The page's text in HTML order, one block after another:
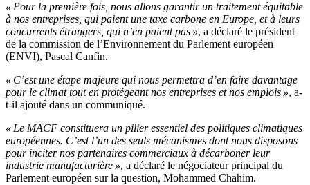
« Pour la première fois, nous allons garantir un traitement équitable
à nos entreprises, qui paient une taxe carbone en Europe, et à leurs
concurrents étrangers, qui n’en paient pas », a déclaré le président
de la commission de l’Environnement du Parlement européen
(ENVI), Pascal Canfin.
« C’est une étape majeure qui nous permettra d’en faire davantage
pour le climat tout en protégeant nos entreprises et nos emplois », a-
t-il ajouté dans un communiqué.
« Le MACF constituera un pilier essentiel des politiques climatiques
européennes. C’est l’un des seuls mécanismes dont nous disposons
pour inciter nos partenaires commerciaux à décarboner leur
industrie manufacturière », a déclaré le négociateur principal du
Parlement européen sur la question, Mohammed Chahim.